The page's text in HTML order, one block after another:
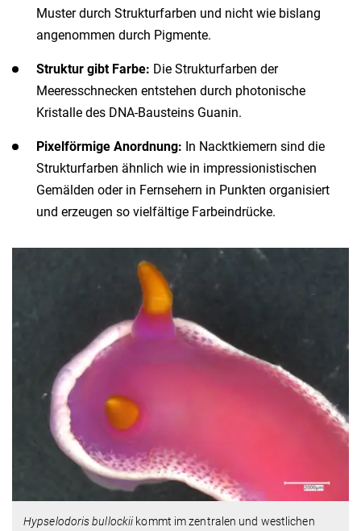
Muster durch Strukturfarben und nicht wie bislang
angenommen durch Pigmente.
Struktur gibt Farbe: Die Strukturfarben der
Meeresschnecken entstehen durch photonische
Kristalle des DNA-Bausteins Guanin.
Pixelförmige Anordnung: In Nacktkiemern sind die
Strukturfarben ähnlich wie in impressionistischen
Gemälden oder in Fernsehern in Punkten organisiert
und erzeugen so vielfältige Farbeindrücke.
Hypselodoris bullockii kommt im zentralen und westlichen